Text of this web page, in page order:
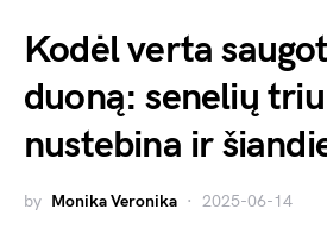
Kodėl verta
duoną: senelių
nustebina ir
by Monika Veronika 2025-06-14